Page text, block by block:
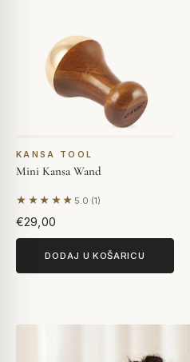
KANSA TOOL
Mini Kansa Wand
★★★★★ 5.0 (1)
Na temelju 1 recenzije
€29,00
DODAJ U KOŠARICU